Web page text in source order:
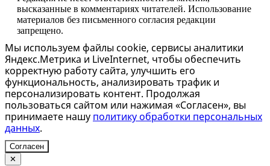
высказанные в комментариях читателей. Использование
материалов без письменного согласия редакции
запрещено.
Мы используем файлы cookie, сервисы аналитики
Яндекс.Метрика и LiveInternet, чтобы обеспечить
корректную работу сайта, улучшить его
функциональность, анализировать трафик и
персонализировать контент. Продолжая
пользоваться сайтом или нажимая «Согласен», вы
принимаете нашу политику обработки персональных
данных.
Согласен
✕